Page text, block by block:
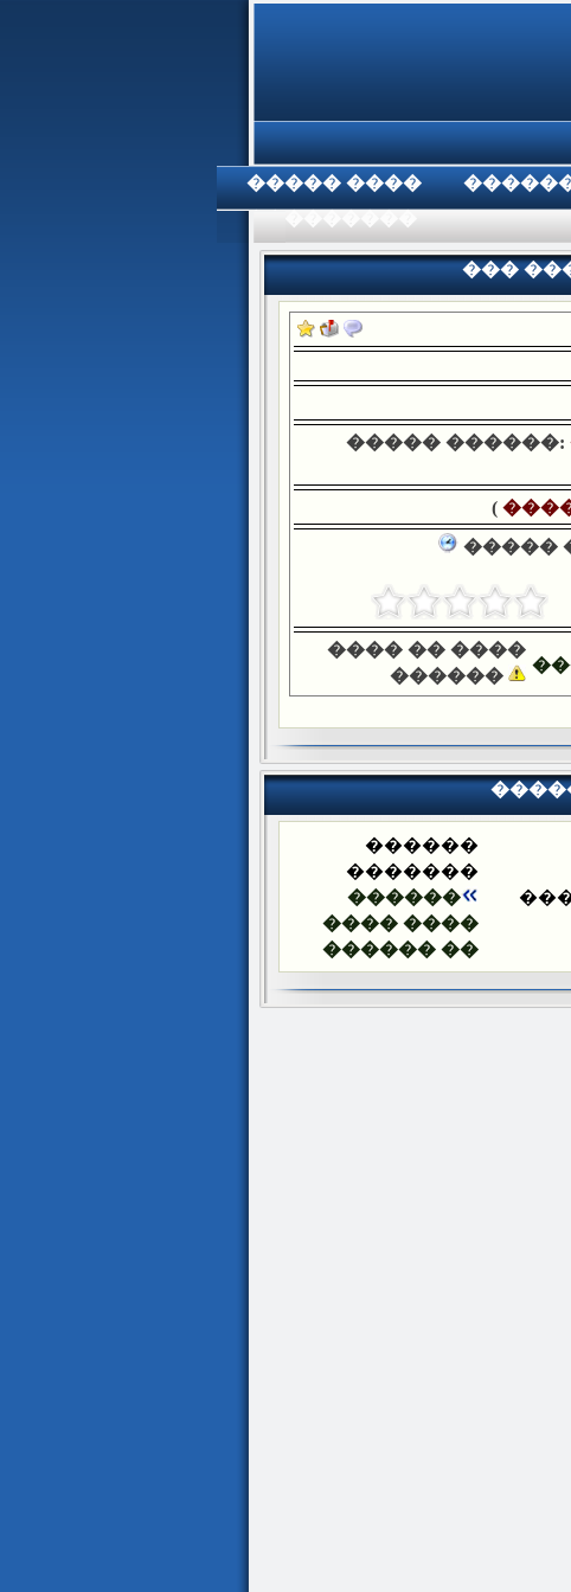
���� �����
���
����� ������:
���
)
�����
���� �� ����
������
������
�������
������
���� ����
�� ������